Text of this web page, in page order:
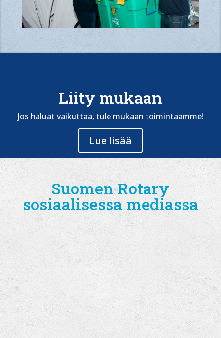
Liity mukaan
Jos haluat vaikuttaa, tule mukaan toimintaamme!
Lue lisää
Suomen Rotary
sosiaalisessa mediassa